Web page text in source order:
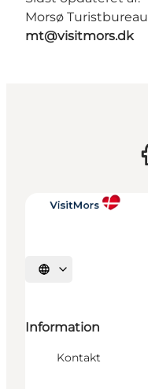
Morsø
mt@visitmors.dk
Vælg sprog
Information
Kontakt